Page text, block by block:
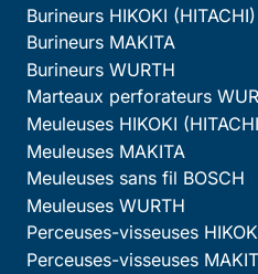
Burineurs HIKOKI (HITACHI)
Burineurs MAKITA
Burineurs WURTH
Marteaux perforateurs
Meuleuses HIKOKI
Meuleuses MAKITA
Meuleuses sans fil BOSCH
Meuleuses WURTH
Perceuses-visseuses
Perceuses-visseuses